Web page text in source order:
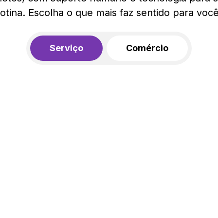
Escolha o que mais faz sentido para
Serviço Comércio